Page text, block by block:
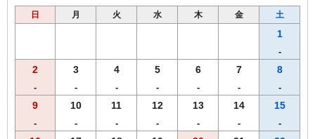
・ ご飯(【奈良県産】ひのひかり)、香の物
※営業時間の関係上、19時までのご到着、19時30分までにご来店くだ
※仕入れの状況よって内容が変更になる場合がございます。
※領収書は一括で「宿泊代」にてご用意致します。
【おことわり】奈良ざんまい御膳は、関西出身の料理長によるご宿泊
者限定メニューです。恐れ入りますが、２食付きご宿泊プランのみの
日 月 火 水 木 金 土
1
-
2
-
3
-
4
-
5
-
6
-
7
-
8
-
9
-
10
-
11
-
12
-
13
-
14
-
15
-